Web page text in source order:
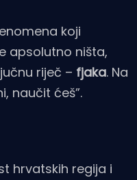
koji
apsolutno ništa,
riječ – fjaka. Na
naučit ćeš”.
hrvatskih regija i